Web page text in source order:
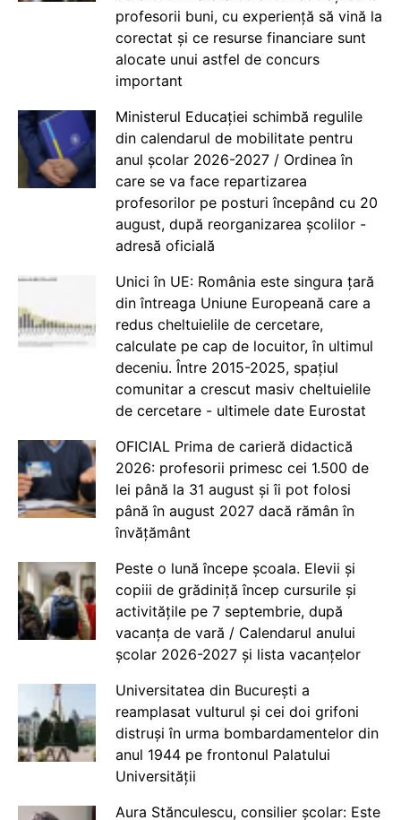
profesorii buni, cu experiență să vină la
corectat și ce resurse financiare sunt
alocate unui astfel de concurs
important
Ministerul Educației schimbă regulile
din calendarul de mobilitate pentru
anul școlar 2026-2027 / Ordinea în
care se va face repartizarea
profesorilor pe posturi începând cu 20
august, după reorganizarea școlilor -
adresă oficială
Unici în UE: România este singura țară
din întreaga Uniune Europeană care a
redus cheltuielile de cercetare,
calculate pe cap de locuitor, în ultimul
deceniu. Între 2015-2025, spațiul
comunitar a crescut masiv cheltuielile
de cercetare - ultimele date Eurostat
OFICIAL Prima de carieră didactică
2026: profesorii primesc cei 1.500 de
lei până la 31 august și îi pot folosi
până în august 2027 dacă rămân în
învățământ
Peste o lună începe școala. Elevii și
copiii de grădiniță încep cursurile și
activitățile pe 7 septembrie, după
vacanța de vară / Calendarul anului
școlar 2026-2027 și lista vacanțelor
Universitatea din București a
reamplasat vulturul și cei doi grifoni
distruși în urma bombardamentelor din
anul 1944 pe frontonul Palatului
Universității
Aura Stănculescu, consilier școlar: Este